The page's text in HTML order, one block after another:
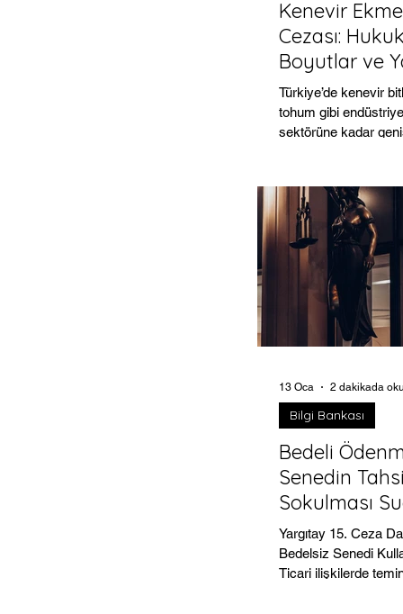
Kenevir
Cezası:
Boyutlar ve
Uygulamaları
Türkiye’de kenevir
tohum gibi
sektörüne kadar
maddeler (THC)
denetim altındadır.
Uyuşturucu
Hakkında Kanun ,
ekimini açıkça suç
tanımlamış ve bu fiili
yaptırımlara
sistemimizde "ekim"
tohumun toprakla
Bedeli
Senedin
Sokulması
Oluşturur
Yargıtay 15. Ceza
Bedelsiz Senedi
Ticari ilişkilerde
Bilgi Bankası
13 Oca 2 dakikada